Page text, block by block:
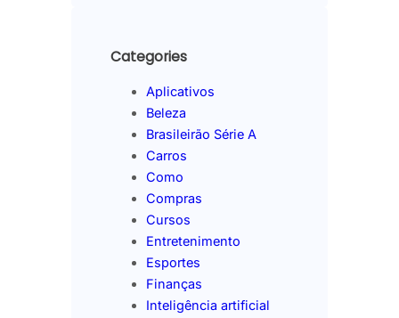
Categories
Aplicativos
Beleza
Brasileirão Série A
Carros
Como
Compras
Cursos
Entretenimento
Esportes
Finanças
Inteligência artificial